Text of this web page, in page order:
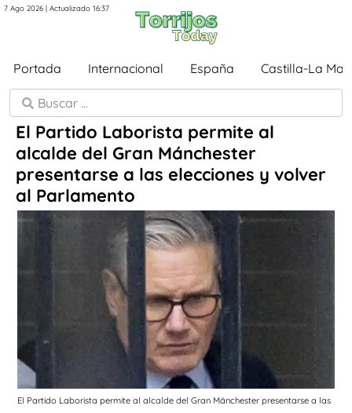
7 Ago 2026 | Actualizado 16:37
Portada Internacional España Castilla-La
El Partido Laborista permite al
alcalde del Gran Mánchester
presentarse a las elecciones y volver
al Parlamento
El Partido Laborista permite al alcalde del Gran Mánchester presentarse a las